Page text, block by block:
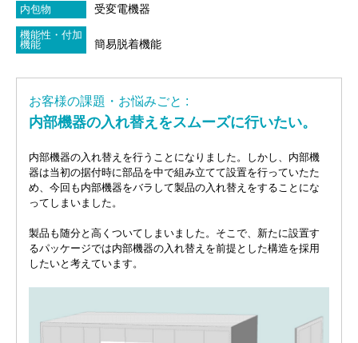
内包物 受変電機器
機能性・付加
機能
簡易脱着機能
お客様の課題・お悩みごと :
内部機器の入れ替えをスムーズに行いたい。
内部機器の入れ替えを行うことになりました。しかし、内部機
器は当初の据付時に部品を中で組み立てて設置を行っていたた
め、今回も内部機器をバラして製品の入れ替えをすることにな
ってしまいました。
製品も随分と高くついてしまいました。そこで、新たに設置す
るパッケージでは内部機器の入れ替えを前提とした構造を採用
したいと考えています。